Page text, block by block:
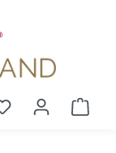
Du hast 0